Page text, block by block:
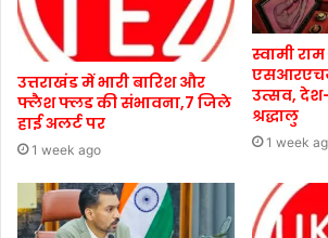
उत्तराखंड में भारी बारिश और
फ्लैश फ्लड की संभावना,7 जिले
हाई अलर्ट पर
1 week ago
स्वामी
उत्सव,
श्रद्धालु
1 week